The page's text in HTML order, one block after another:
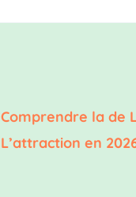
Comprendre la de
L’attraction en